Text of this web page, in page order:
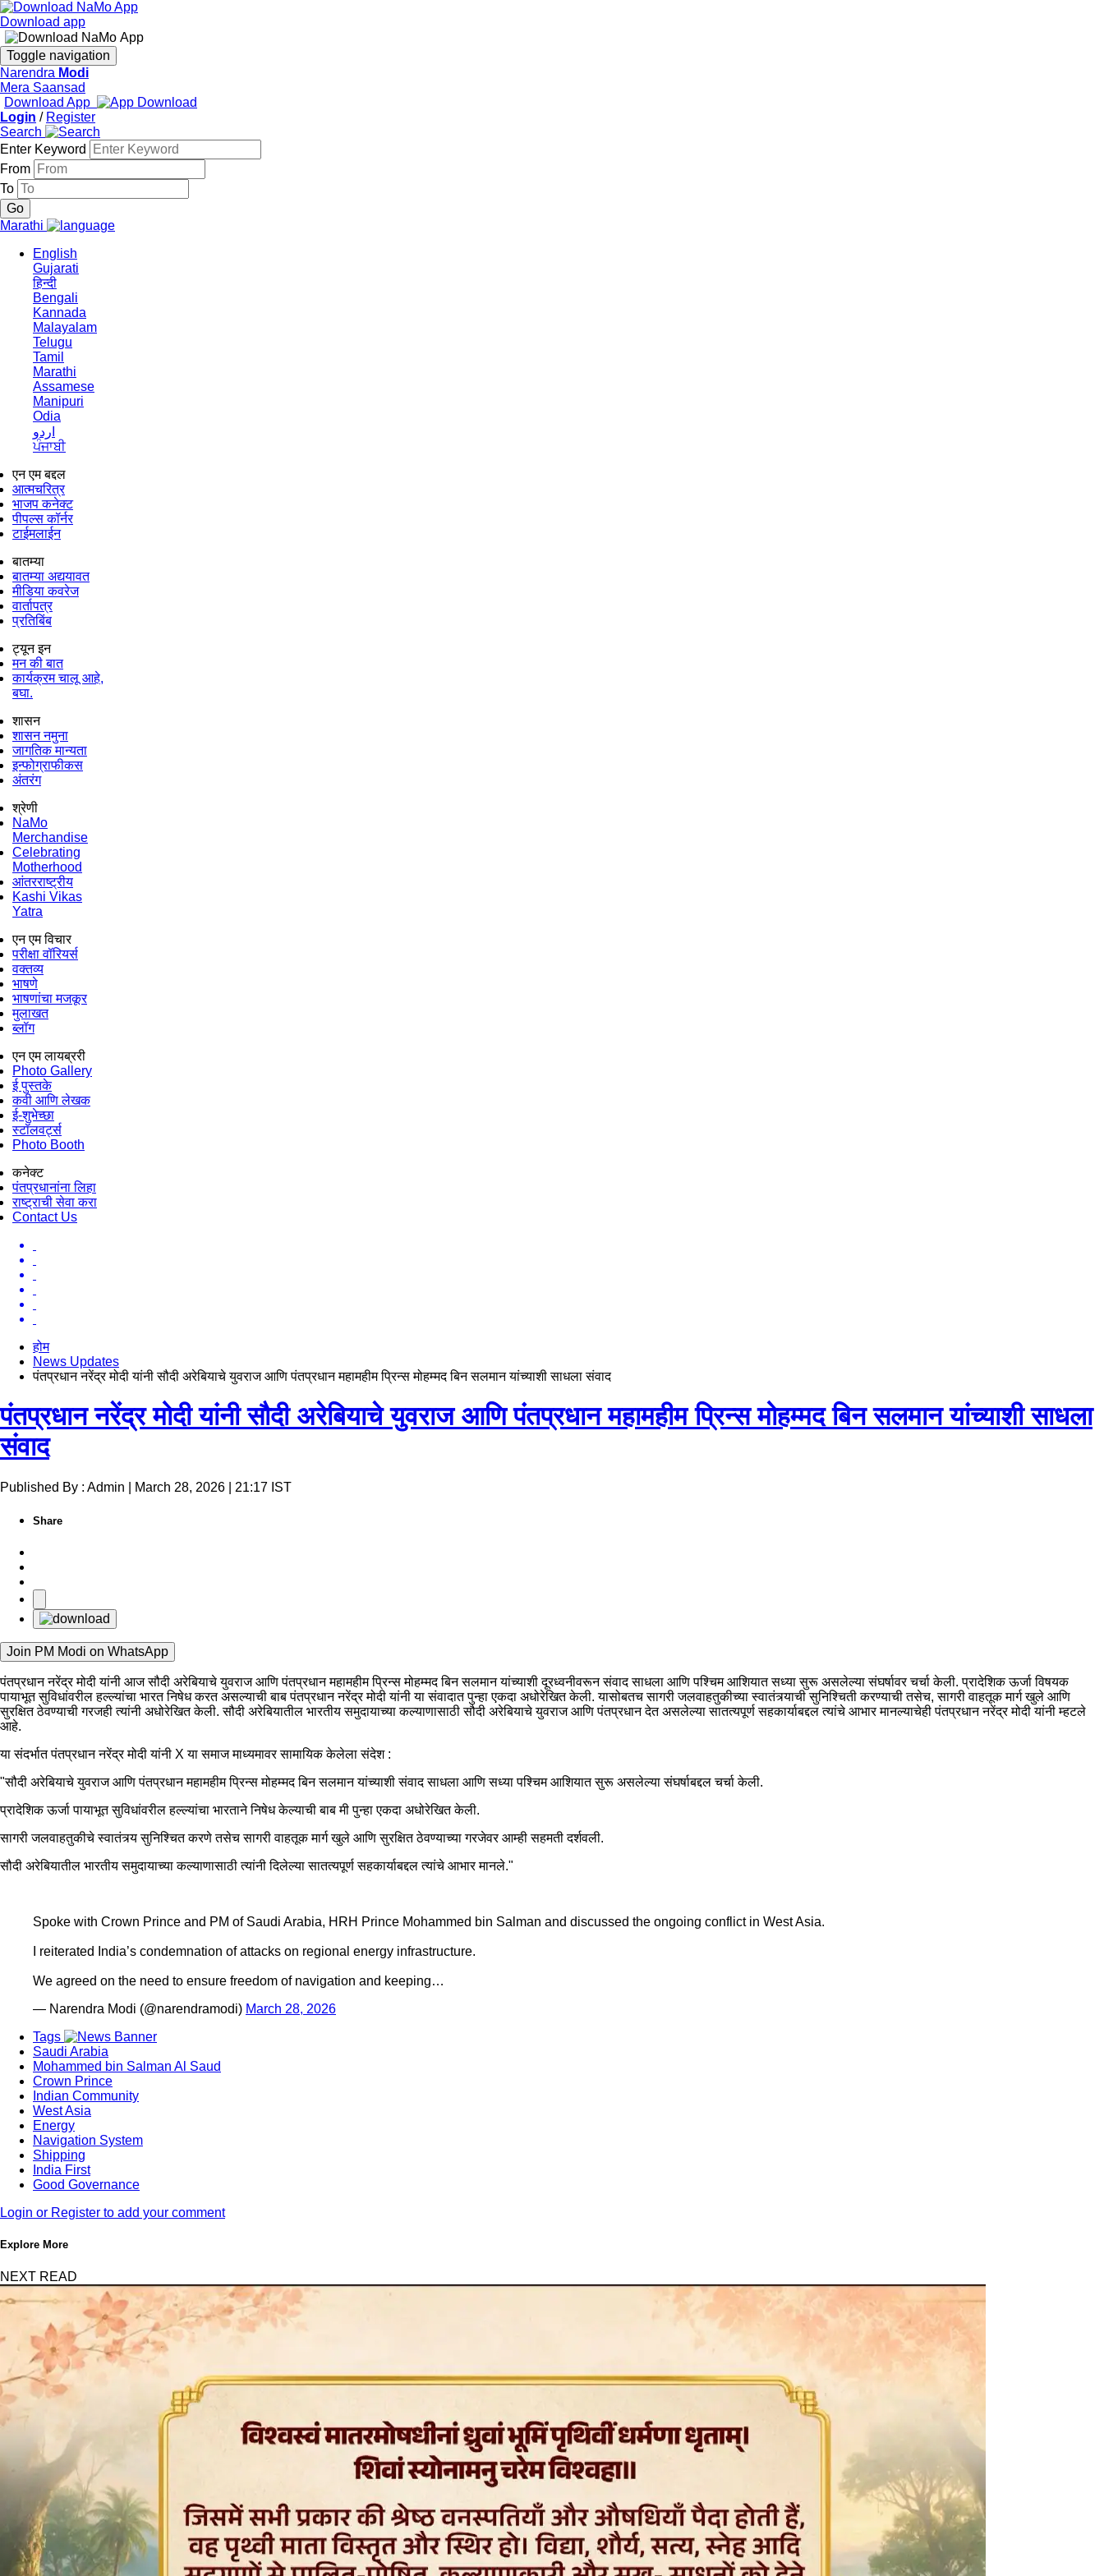
Download app
Toggle navigation
Narendra Modi
Mera Saansad
Download App
Login / Register
Search
Enter Keyword
From
To
Marathi
English
Gujarati
हिन्दी
Bengali
Kannada
Malayalam
Telugu
Tamil
Marathi
Assamese
Manipuri
Odia
اردو
ਪੰਜਾਬੀ
एन एम बद्दल
आत्मचरित्र
भाजप कनेक्ट
पीपल्स कॉर्नर
टाईमलाईन
बातम्या
बातम्या अद्ययावत
मीडिया कवरेज
वार्तापत्र
प्रतिबिंब
ट्यून इन
मन की बात
कार्यक्रम चालू आहे,
बघा.
शासन
शासन नमुना
जागतिक मान्यता
इन्फोग्राफीकस
अंतरंग
श्रेणी
NaMo
Merchandise
Celebrating
Motherhood
आंतरराष्ट्रीय
Kashi Vikas
Yatra
एन एम विचार
परीक्षा वॉरियर्स
वक्तव्य
भाषणे
भाषणांचा मजकूर
मुलाखत
ब्लॉग
एन एम लायब्ररी
Photo Gallery
ई पुस्तके
कवी आणि लेखक
ई-शुभेच्छा
स्टॉलवर्ट्स
Photo Booth
कनेक्ट
पंतप्रधानांना लिहा
राष्ट्राची सेवा करा
Contact Us
होम
News Updates
पंतप्रधान नरेंद्र मोदी यांनी सौदी अरेबियाचे युवराज आणि पंतप्रधान महामहीम प्रिन्स मोहम्मद बिन सलमान यांच्याशी साधला संवाद
पंतप्रधान नरेंद्र मोदी यांनी सौदी अरेबियाचे युवराज आणि पंतप्रधान महामहीम प्रिन्स मोहम्मद बिन सलमान यांच्याशी साधला
संवाद
Published By : Admin | March 28, 2026 | 21:17 IST
Share
Join PM Modi on WhatsApp
पंतप्रधान नरेंद्र मोदी यांनी आज सौदी अरेबियाचे युवराज आणि पंतप्रधान महामहीम प्रिन्स मोहम्मद बिन सलमान यांच्याशी दूरध्वनीवरून संवाद साधला आणि पश्चिम आशियात सध्या सुरू असलेल्या संघर्षावर चर्चा केली. प्रादेशिक ऊर्जा विषयक
पायाभूत सुविधांवरील हल्ल्यांचा भारत निषेध करत असल्याची बाब पंतप्रधान नरेंद्र मोदी यांनी या संवादात पुन्हा एकदा अधोरेखित केली. यासोबतच सागरी जलवाहतुकीच्या स्वातंत्र्याची सुनिश्चिती करण्याची तसेच, सागरी वाहतूक मार्ग खुले आणि
सुरक्षित ठेवण्याची गरजही त्यांनी अधोरेखित केली. सौदी अरेबियातील भारतीय समुदायाच्या कल्याणासाठी सौदी अरेबियाचे युवराज आणि पंतप्रधान देत असलेल्या सातत्यपूर्ण सहकार्याबद्दल त्यांचे आभार मानल्याचेही पंतप्रधान नरेंद्र मोदी यांनी म्हटले
आहे.
या संदर्भात पंतप्रधान नरेंद्र मोदी यांनी X या समाज माध्यमावर सामायिक केलेला संदेश :
"सौदी अरेबियाचे युवराज आणि पंतप्रधान महामहीम प्रिन्स मोहम्मद बिन सलमान यांच्याशी संवाद साधला आणि सध्या पश्चिम आशियात सुरू असलेल्या संघर्षाबद्दल चर्चा केली.
प्रादेशिक ऊर्जा पायाभूत सुविधांवरील हल्ल्यांचा भारताने निषेध केल्याची बाब मी पुन्हा एकदा अधोरेखित केली.
सागरी जलवाहतुकीचे स्वातंत्र्य सुनिश्चित करणे तसेच सागरी वाहतूक मार्ग खुले आणि सुरक्षित ठेवण्याच्या गरजेवर आम्ही सहमती दर्शवली.
सौदी अरेबियातील भारतीय समुदायाच्या कल्याणासाठी त्यांनी दिलेल्या सातत्यपूर्ण सहकार्याबद्दल त्यांचे आभार मानले."
Spoke with Crown Prince and PM of Saudi Arabia, HRH Prince Mohammed bin Salman and discussed the ongoing conflict in West Asia.
I reiterated India’s condemnation of attacks on regional energy infrastructure.
We agreed on the need to ensure freedom of navigation and keeping…
— Narendra Modi (@narendramodi) March 28, 2026
Tags
Saudi Arabia
Mohammed bin Salman Al Saud
Crown Prince
Indian Community
West Asia
Energy
Navigation System
Shipping
India First
Good Governance
Login or Register to add your comment
Explore More
NEXT READ